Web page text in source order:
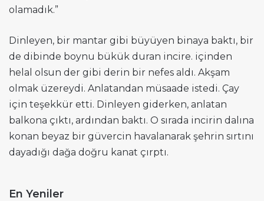
olamadık.”
Dinleyen, bir mantar gibi büyüyen binaya baktı, bir
de dibinde boynu bükük duran incire. içinden
helal olsun der gibi derin bir nefes aldı. Akşam
olmak üzereydi. Anlatandan müsaade istedi. Çay
için teşekkür etti. Dinleyen giderken, anlatan
balkona çıktı, ardından baktı. O sırada incirin dalına
konan beyaz bir güvercin havalanarak şehrin sırtını
dayadığı dağa doğru kanat çırptı.
En Yeniler